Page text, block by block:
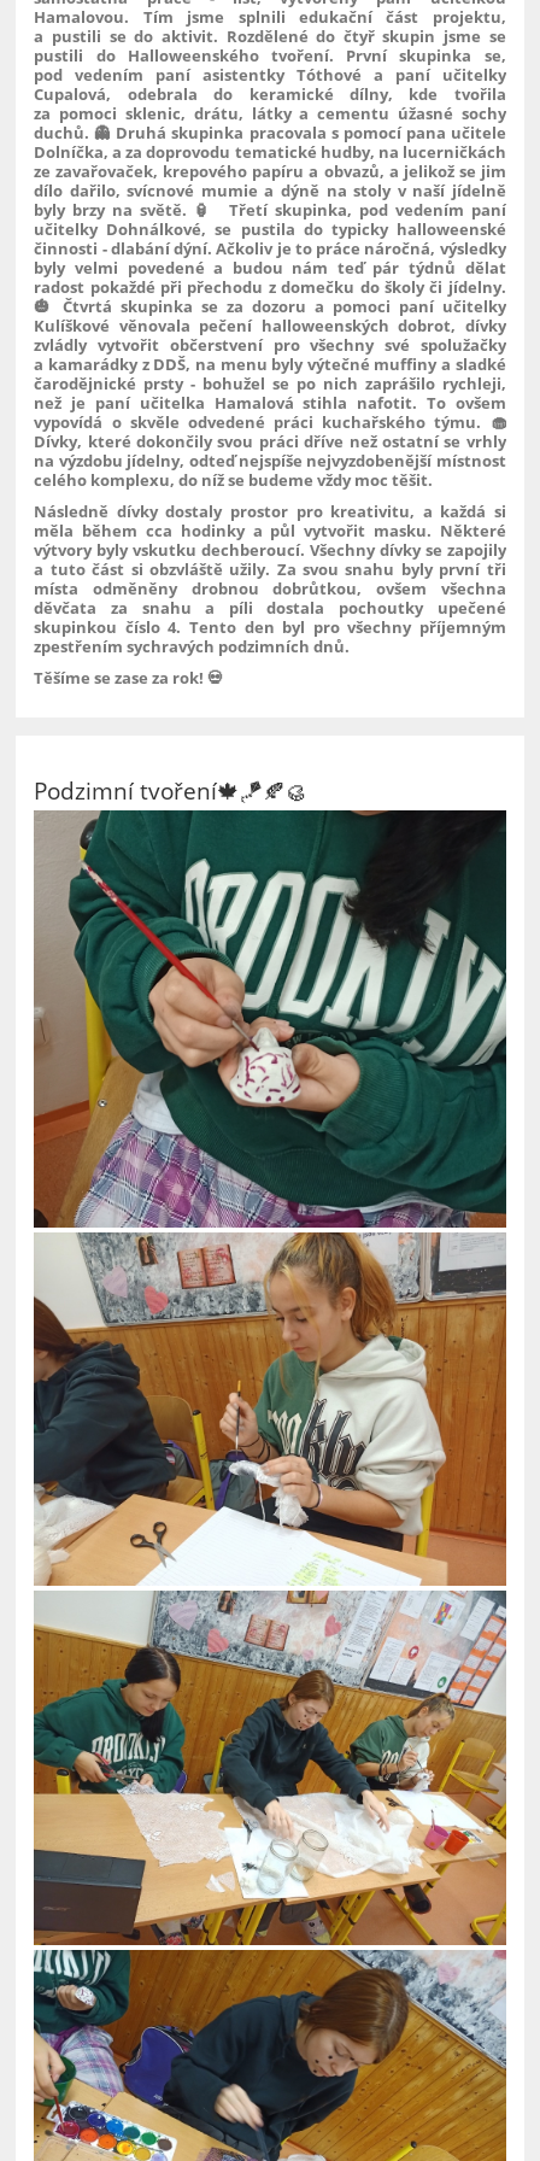
Hamalovou. Tím jsme splnili edukační část projektu,
a pustili se do aktivit. Rozdělené do čtyř skupin jsme se
pustili do Halloweenského tvoření. První skupinka se,
pod vedením paní asistentky Tóthové a paní učitelky
Cupalová, odebrala do keramické dílny, kde tvořila
za pomoci sklenic, drátu, látky a cementu úžasné sochy
duchů. 👻 Druhá skupinka pracovala s pomocí pana učitele
Dolníčka, a za doprovodu tematické hudby, na lucerničkách
ze zavařovaček, krepového papíru a obvazů, a jelikož se jim
dílo dařilo, svícnové mumie a dýně na stoly v naší jídelně
byly brzy na světě. 🏮 Třetí skupinka, pod vedením paní
učitelky Dohnálkové, se pustila do typicky halloweenské
činnosti - dlabání dýní. Ačkoliv je to práce náročná, výsledky
byly velmi povedené a budou nám teď pár týdnů dělat
radost pokaždé při přechodu z domečku do školy či jídelny.
🎃 Čtvrtá skupinka se za dozoru a pomoci paní učitelky
Kulíškové věnovala pečení halloweenských dobrot, dívky
zvládly vytvořit občerstvení pro všechny své spolužačky
a kamarádky z DDŠ, na menu byly výtečné muffiny a sladké
čarodějnické prsty - bohužel se po nich zaprášilo rychleji,
než je paní učitelka Hamalová stihla nafotit. To ovšem
vypovídá o skvěle odvedené práci kuchařského týmu. 🧁
Dívky, které dokončily svou práci dříve než ostatní se vrhly
na výzdobu jídelny, odteď nejspíše nejvyzdobenější místnost
celého komplexu, do níž se budeme vždy moc těšit.
Následně dívky dostaly prostor pro kreativitu, a každá si
měla během cca hodinky a půl vytvořit masku. Některé
výtvory byly vskutku dechberoucí. Všechny dívky se zapojily
a tuto část si obzvláště užily. Za svou snahu byly první tři
místa odměněny drobnou dobrůtkou, ovšem všechna
děvčata za snahu a píli dostala pochoutky upečené
skupinkou číslo 4. Tento den byl pro všechny příjemným
zpestřením sychravých podzimních dnů.
Těšíme se zase za rok! 💀
Podzimní tvoření🍁🪁🍂🥮